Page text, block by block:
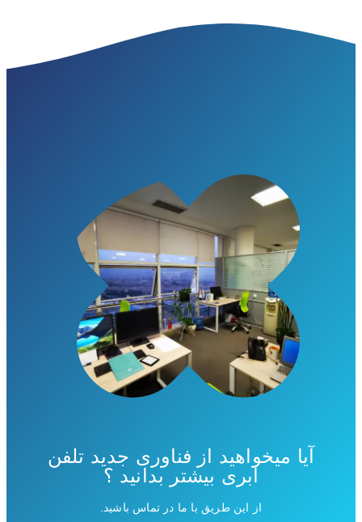
آیا میخواهید از فناوری جدید تلفن
ابری بیشتر بدانید ؟
از این طریق با ما در تماس باشید.